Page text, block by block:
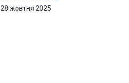
28 жовтня 2025